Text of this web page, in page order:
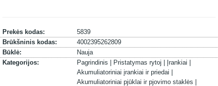
Prekės kodas:
5839
Brūkšninis kodas:
4002395262809
Būklė:
Nauja
Kategorijos:
Pagrindinis | Pristatymas rytoj |
Įrankiai |
Akumuliatoriniai įrankiai ir priedai |
Akumuliatoriniai pjūklai ir pjovimo staklės |